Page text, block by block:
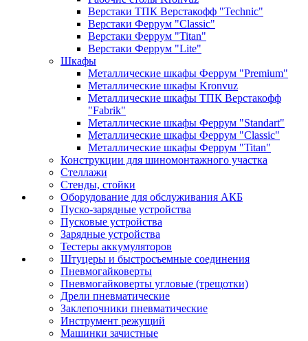
Верстаки ТПК Верстакофф "Technic"
Верстаки Феррум "Classic"
Верстаки Феррум "Titan"
Верстаки Феррум "Lite"
Шкафы
Металлические шкафы Феррум "Premium"
Металлические шкафы Kronvuz
Металлические шкафы ТПК Верстакофф
"Fabrik"
Металлические шкафы Феррум "Standart"
Металлические шкафы Феррум "Classic"
Металлические шкафы Феррум "Titan"
Конструкции для шиномонтажного участка
Стеллажи
Стенды, стойки
Оборудование для обслуживания АКБ
Пуско-зарядные устройства
Пусковые устройства
Зарядные устройства
Тестеры аккумуляторов
Штуцеры и быстросъемные соединения
Пневмогайковерты
Пневмогайковерты угловые (трещотки)
Дрели пневматические
Заклепочники пневматические
Инструмент режущий
Машинки зачистные